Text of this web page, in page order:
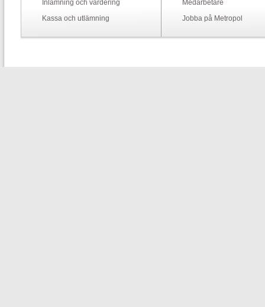
Inlämning och värdering
Kassa och utlämning
Medarbetare
Jobba på Metropol